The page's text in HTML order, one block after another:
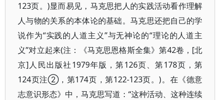
123页。)显而易见，马克思把人的实践活动看作理解
人与物的关系的本体论的基础。马克思还把自己的学
说作为“实践的人道主义”与无神论的“理论的人道主
义”对立起来(注：《马克思恩格斯全集》第42卷，[北
京]人民出版社1979年版，第126页、第178页，第
124页注②，第174页，第122-123页。)。在《德意
志意识形态》中，马克思写道：“这种活动、这种连续